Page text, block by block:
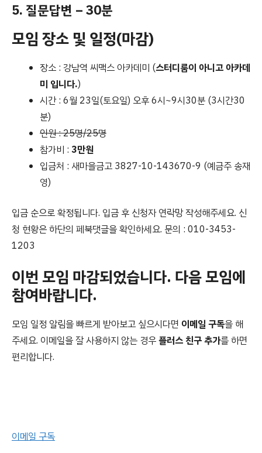
5. 질문답변 – 30분
모임 장소 및 일정(마감)
장소 : 강남역 씨맥스 아카데미 (스터디룸이 아니고 아카데
미 입니다.)
시간 : 6월 23일(토요일) 오후 6시~9시30분 (3시간30
분)
인원 : 25명/25명
참가비 : 3만원
입금처 : 새마을금고 3827-10-143670-9 (예금주 송재
영)
입금 순으로 확정됩니다. 입금 후 신청자 연락망 작성해주세요. 신
청 현황은 하단의 페북댓글을 확인하세요. 문의 : 010-3453-
1203
이번 모임 마감되었습니다. 다음 모임에
참여바랍니다.
모임 일정 알림을 빠르게 받아보고 싶으시다면 이메일 구독을 해
주세요. 이메일을 잘 사용하지 않는 경우플러스 친구 추가를 하면
편리합니다.
이메일 구독